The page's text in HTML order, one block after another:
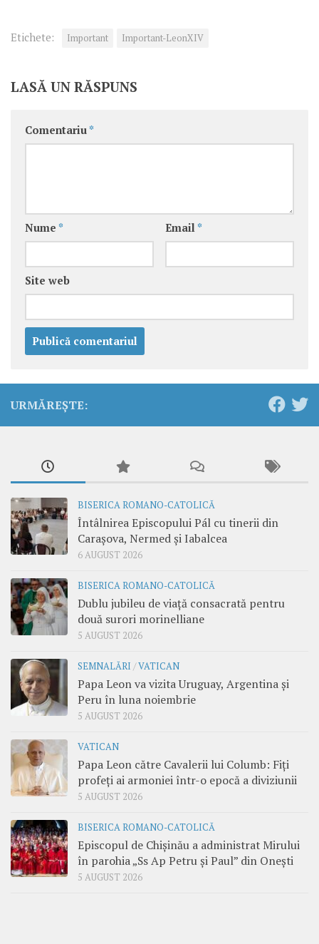
Etichete: Important Important-LeonXIV
LASĂ UN RĂSPUNS
Comentariu *
Nume * Email *
Site web
URMĂREȘTE:
BISERICA ROMANO-CATOLICĂ
Întâlnirea Episcopului Pál cu tinerii din
Carașova, Nermed și Iabalcea
6 AUGUST 2026
BISERICA ROMANO-CATOLICĂ
Dublu jubileu de viață consacrată pentru
două surori morinelliane
5 AUGUST 2026
SEMNALĂRI /VATICAN
Papa Leon va vizita Uruguay, Argentina și
Peru în luna noiembrie
5 AUGUST 2026
VATICAN
Papa Leon către Cavalerii lui Columb: Fiți
profeți ai armoniei într-o epocă a diviziunii
5 AUGUST 2026
BISERICA ROMANO-CATOLICĂ
Episcopul de Chișinău a administrat Mirului
în parohia „Ss Ap Petru și Paul” din Onești
5 AUGUST 2026